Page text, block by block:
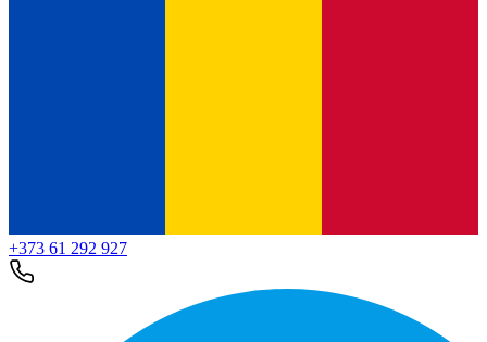
+373 61 292 927